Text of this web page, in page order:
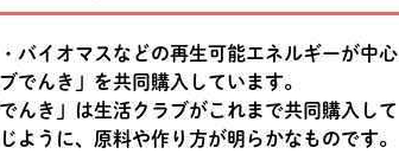
バイオマスなどの再生可能エネルギーが中心
でんき」を共同購入しています。
でんき」は生活クラブがこれまで共同購入して
ように、原料や作り方が明らかなものです。